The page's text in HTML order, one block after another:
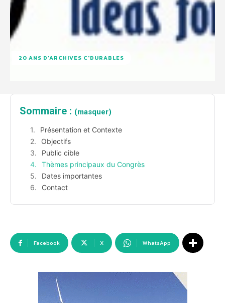
20 ANS D'ARCHIVES C'DURABLES
Sommaire : (masquer)
Présentation et Contexte
Objectifs
Public cible
Thèmes principaux du Congrès
Dates importantes
Contact
Facebook X WhatsApp